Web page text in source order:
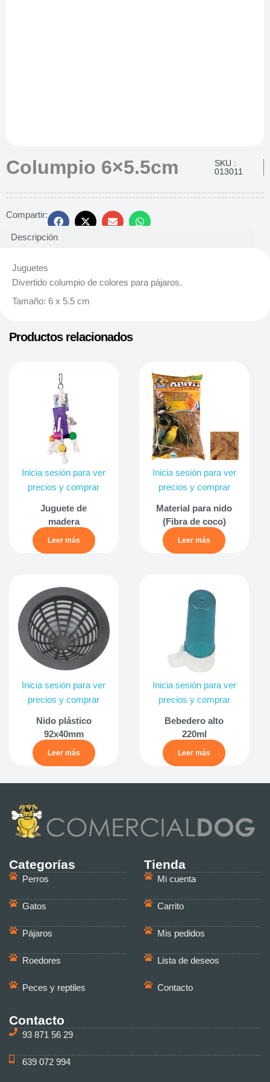
Columpio 6×5.5cm
SKU :
013011
Compartir:
Descripción
Juguetes
Divertido columpio de colores para pájaros.
Tamaño: 6 x 5.5 cm
Productos relacionados
Inicia sesión para ver
precios y comprar
Juguete de
madera
Leer más
Inicia sesión para ver
precios y comprar
Material para nido
(Fibra de coco)
Leer más
Inicia sesión para ver
precios y comprar
Nido plástico
92x40mm
Leer más
Inicia sesión para ver
precios y comprar
Bebedero alto
220ml
Leer más
Categorías
Perros
Gatos
Pájaros
Roedores
Peces y reptiles
Tienda
Mi cuenta
Carrito
Mis pedidos
Lista de deseos
Contacto
Contacto
93 871 56 29
639 072 994